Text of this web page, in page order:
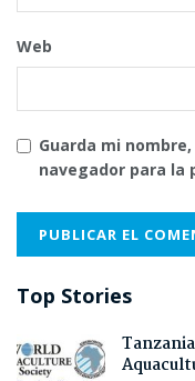
Web
Guarda mi
navegador para la
Top Stories